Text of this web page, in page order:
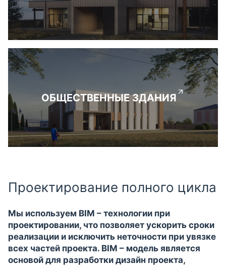
ОБЩЕСТВЕННЫЕ ЗДАНИЯ
Проектирование полного цикла
Мы используем BIM – технологии при
проектировании, что позволяет ускорить сроки
реализации и исключить неточности при увязке
всех частей проекта. BIM – модель является
основой для разработки дизайн проекта,